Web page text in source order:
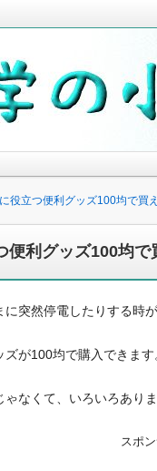
になったことや知って
があれば嬉しく思いま
役立つ便利グッズ100均で買
便利グッズ100均
突然停電したりする時が
が100均で購入できます
なくて、いろいろありま
スポ